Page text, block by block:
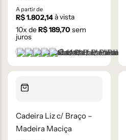
A partir de
R$1.802,14à vista
10x deR$189,70 sem
juros
Castanho
Castanho Médio
Laca Branco
Laca Cinza
Laca Preta
+2 cores
Cadeira Liz c/ Braço –
Madeira Maciça